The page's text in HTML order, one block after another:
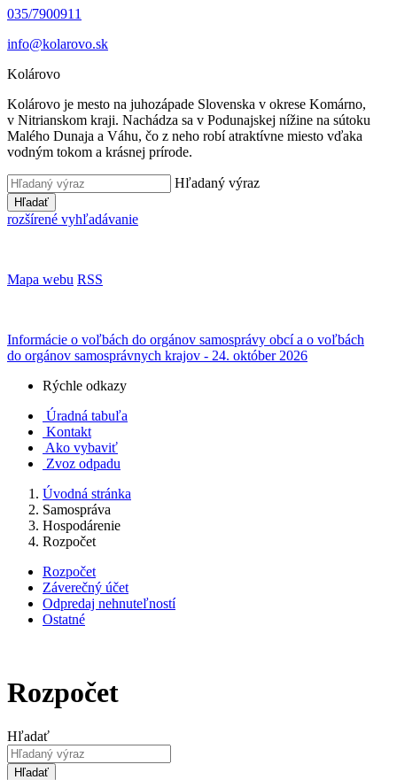
035/7900911
info@kolarovo.sk
Kolárovo
Kolárovo je mesto na juhozápade Slovenska v okrese Komárno,
v Nitrianskom kraji. Nachádza sa v Podunajskej nížine na sútoku
Malého Dunaja a Váhu, čo z neho robí atraktívne miesto vďaka
vodným tokom a krásnej prírode.
Hľadaný výraz
Hľadať
rozšírené vyhľadávanie
Mapa webu RSS
Informácie o voľbách do orgánov samosprávy obcí a o voľbách
do orgánov samosprávnych krajov - 24. október 2026
Rýchle odkazy
Úradná tabuľa
Kontakt
Ako vybaviť
Zvoz odpadu
Úvodná stránka
Samospráva
Hospodárenie
Rozpočet
Rozpočet
Záverečný účet
Odpredaj nehnuteľností
Ostatné
Rozpočet
Hľadať
Hľadať